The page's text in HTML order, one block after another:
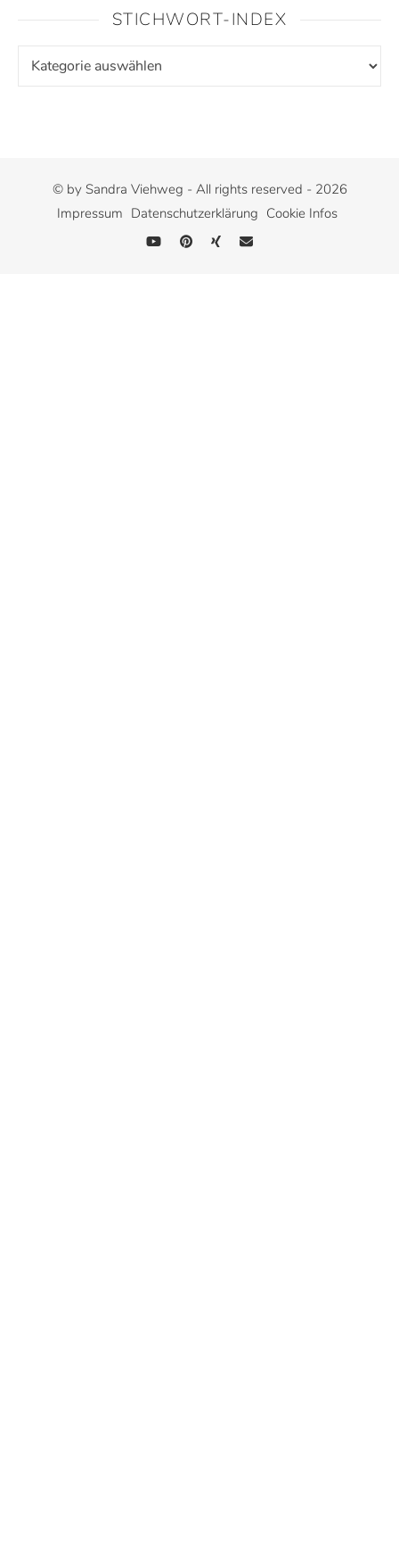
STICHWORT-INDEX
© by Sandra Viehweg - All rights reserved - 2026
Impressum Datenschutzerklärung Cookie Infos